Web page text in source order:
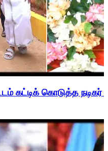
கட்டிக் கொடுத்த நடிகர்